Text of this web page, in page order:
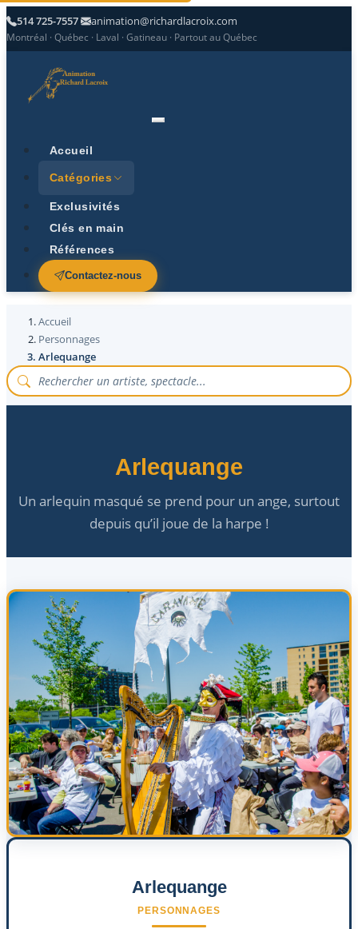
514 725-7557 animation@richardlacroix.com
Montréal · Québec · Laval · Gatineau · Partout au Québec
Accueil
Catégories
Exclusivités
Clés en main
Références
Contactez-nous
Accueil
Personnages
Arlequange
Arlequange
Un arlequin masqué se prend pour un ange, surtout
depuis qu’il joue de la harpe !
Arlequange
PERSONNAGES